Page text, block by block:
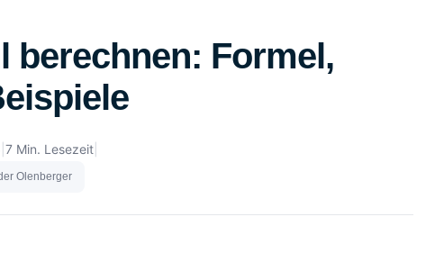
berechnen: Formel,
7 Min. Lesezeit
Olenberger